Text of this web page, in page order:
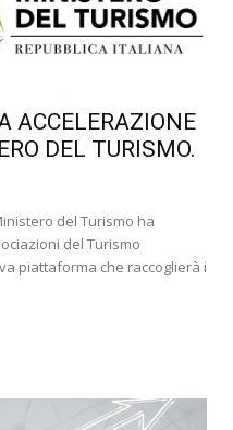
ACCELERAZIONE
DEL TURISMO.
del Turismo ha
del Turismo
piattaforma che raccoglierà i